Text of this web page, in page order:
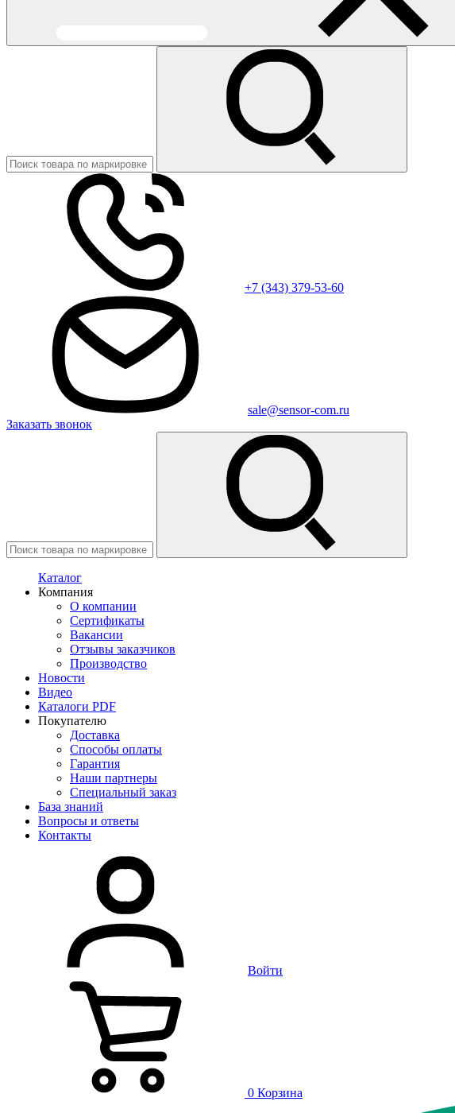
+7 (343) 379-53-60
sale@sensor-com.ru
Заказать звонок
Каталог
Компания
О компании
Сертификаты
Вакансии
Отзывы заказчиков
Производство
Новости
Видео
Каталоги PDF
Покупателю
Доставка
Способы оплаты
Гарантия
Наши партнеры
Специальный заказ
База знаний
Вопросы и ответы
Контакты
Войти
0 Корзина